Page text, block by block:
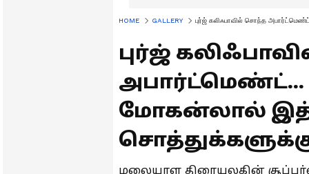
HOME GALLERY புர்ஜ் கலிஃபாவில் சொந்த
புர்ஜ்
அபார்ட்மெண்ட்...
மோகன்லால்
மலையாள திரையுலகின்